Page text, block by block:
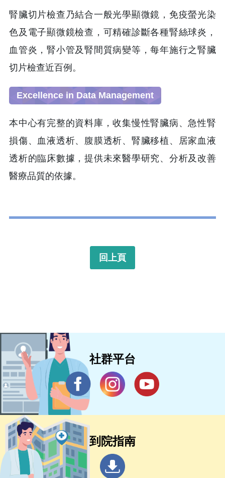
腎臟切片檢查乃結合一般光學顯微鏡，免疫螢光染
色及電子顯微鏡檢查，可精確診斷各種腎絲球炎，
血管炎，腎小管及腎間質病變等，每年施行之腎臟
切片檢查近百例。
Excellence in Data Management
本中心有完整的資料庫，收集慢性腎臟病、急性腎
損傷、血液透析、腹膜透析、腎臟移植、居家血液
透析的臨床數據，提供未來醫學研究、分析及改善
醫療品質的依據。
回上頁
社群平台
到院指南